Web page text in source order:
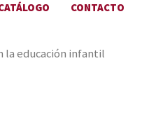
CONTACTO
la educación infantil